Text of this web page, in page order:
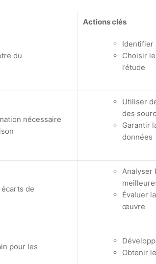
Actions clés
du
Identifier
Choisir
l’étude
nécessaire
Utiliser
des
Garantir
données
de
Analyser
Évaluer
œuvre
pour les
Obtenir